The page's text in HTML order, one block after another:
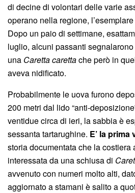
di decine di volontari delle varie
operano nella regione,
Dopo un paio di settimane,
luglio, alcuni passanti
una Caretta carettache però in
aveva nidificato.
Probabilmente le uova furono
200 metri dal lido “anti-
ventidue circa di ieri, la sabbia è
sessanta tartarughine. E’ la prima
storia documentata che la costiera
interessata da una schiusa di
avvenuto con numeri molto alti,
aggiornato a stamani è salito a